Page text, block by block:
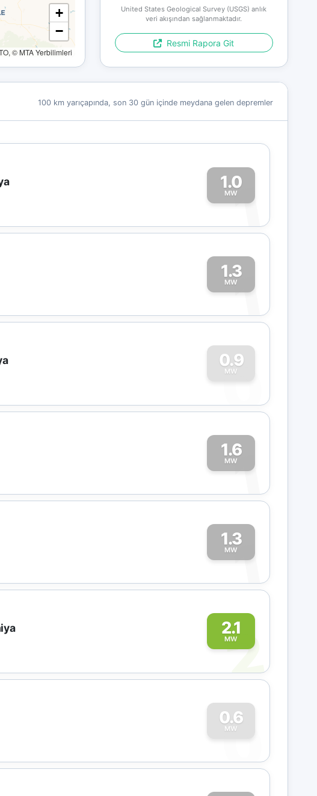
+
−
© MTA Yerbilimleri
United States Geological Survey (USGS) anlık
veri akışından sağlanmaktadır.
Resmi Rapora Git
100 km yarıçapında, son 30 gün içinde meydana gelen depremler
1.0
MW
1
1.3
MW
1
0.9
MW
0
1.6
MW
1
1.3
MW
1
2.1
MW
2
0.6
MW
0